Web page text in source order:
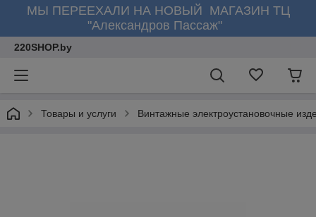
МЫ ПЕРЕЕХАЛИ НА НОВЫЙ МАГАЗИН ТЦ
"Александров Пассаж"
220SHOP.by
Товары и услуги Винтажные электроустановочные